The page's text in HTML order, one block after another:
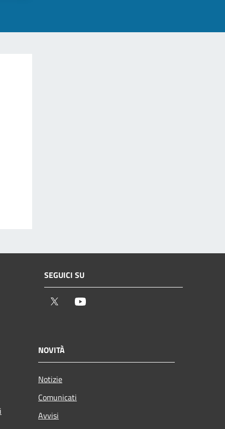
SEGUICI SU
Twitter
NOVITÀ
Notizie
Comunicati
Avvisi